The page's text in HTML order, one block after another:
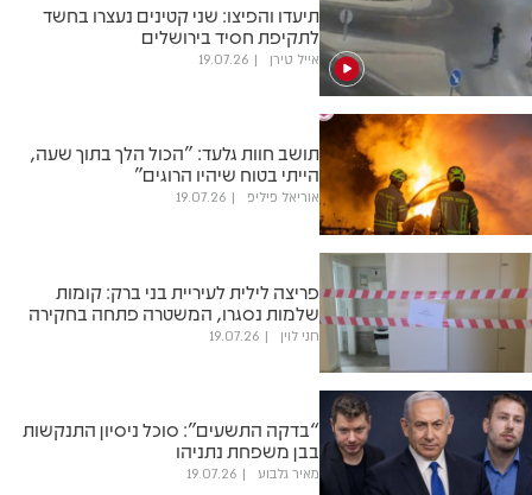
תיעדו והפיצו: שני קטינים נעצרו בחשד
לתקיפת חסיד בירושלים
אייל טירן 19.07.26
תושב חוות גלעד: "הכול הלך בתוך שעה,
הייתי בטוח שיהיו הרוגים"
אוריאל פיליפ 19.07.26
פריצה לילית לעיריית בני ברק: קומות
שלמות נסגרו, המשטרה פתחה בחקירה
חני לוין 19.07.26
“בדקה התשעים”: סוכל ניסיון התנקשות
בבן משפחת נתניהו
מאיר גלבוע 19.07.26